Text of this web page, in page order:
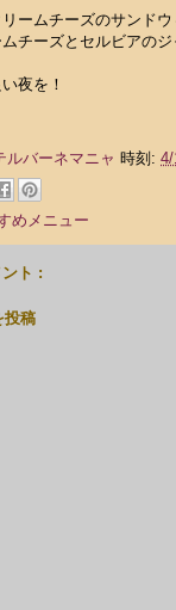
ームチーズのサンド
チーズとセルビアのジ
夜を！
ルバーネマニャ 時刻: 4/
めメニュー
ト :
投稿